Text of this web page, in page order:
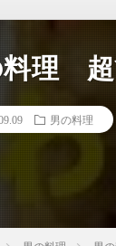
理 超
男の料理